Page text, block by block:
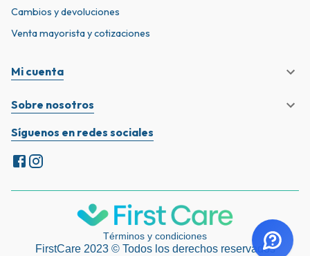
Cambios y devoluciones
Venta mayorista y cotizaciones
Mi cuenta
Sobre nosotros
Síguenos en redes sociales
Términos y condiciones
FirstCare 2023 © Todos los derechos reservados